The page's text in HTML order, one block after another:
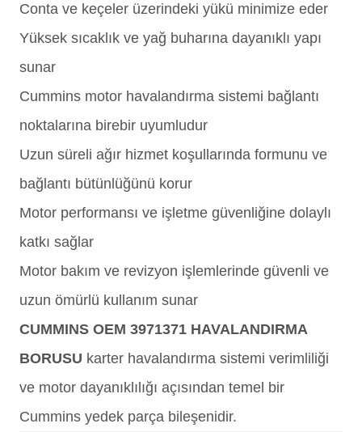
Conta ve keçeler üzerindeki yükü minimize eder
Yüksek sıcaklık ve yağ buharına dayanıklı yapı
sunar
Cummins motor havalandırma sistemi bağlantı
noktalarına birebir uyumludur
Uzun süreli ağır hizmet koşullarında formunu ve
bağlantı bütünlüğünü korur
Motor performansı ve işletme güvenliğine dolaylı
katkı sağlar
Motor bakım ve revizyon işlemlerinde güvenli ve
uzun ömürlü kullanım sunar
CUMMINS OEM 3971371 HAVALANDIRMA
BORUSU karter havalandırma sistemi verimliliği
ve motor dayanıklılığı açısından temel bir
Cummins yedek parça bileşenidir.